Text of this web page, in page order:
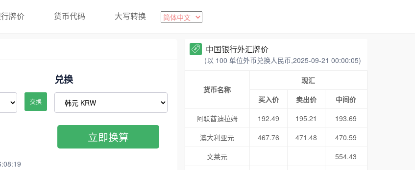
牌价 货币代码 大写转换
交换
兑换
立即换算
中国银行外汇牌价
(以 100 单位外币兑换人民币,2025-09-21 00:00:05)
货币名称
现汇
买入价
卖出价
中间价
阿联酋迪拉姆
192.49 195.21
193.69
澳大利亚元
467.76 471.48
470.59
文莱元
554.43